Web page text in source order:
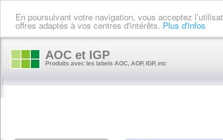
En poursuivant votre navigation, vous acceptez
offres adaptés à vos centres d'intérêts. Plus d'infos
AOC et IGP
Produits avec les labels AOC, AOP, IGP, etc